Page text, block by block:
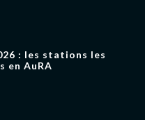
: les stations les
en AuRA